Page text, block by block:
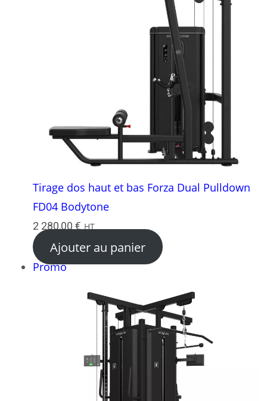
Tirage dos haut et bas Forza Dual Pulldown
FD04 Bodytone
2 280,00 € HT
Ajouter au panier
PromoProduit
promotion